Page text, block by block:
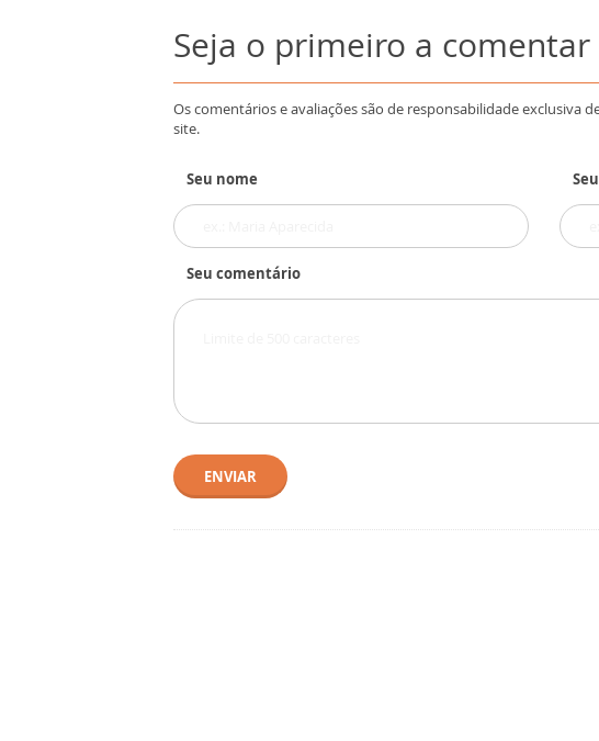
Seja o primeiro a comentar
Os comentários e avaliações são de responsabilidade exclusiva
site.
Seu nome
Seu comentário
ENVIAR